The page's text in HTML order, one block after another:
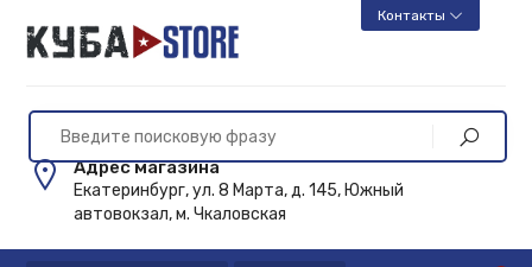
Контакты
Адрес магазина
Екатеринбург, ул. 8 Марта, д. 145, Южный
автовокзал, м. Чкаловская